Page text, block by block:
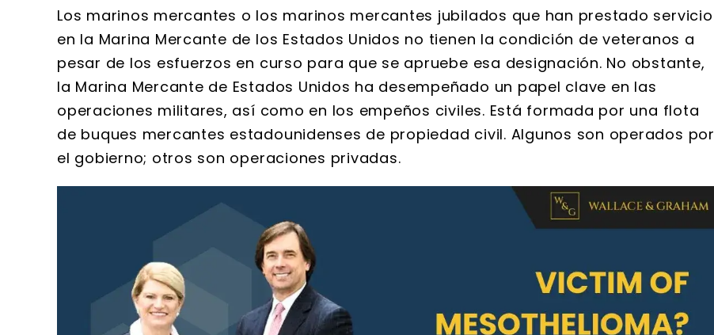
Los marinos mercantes o los marinos mercantes jubilados que han prestado servicio
en la Marina Mercante de los Estados Unidos no tienen la condición de veteranos a
pesar de los esfuerzos en curso para que se apruebe esa designación. No obstante,
la Marina Mercante de Estados Unidos ha desempeñado un papel clave en las
operaciones militares, así como en los empeños civiles. Está formada por una flota
de buques mercantes estadounidenses de propiedad civil. Algunos son operados por
el gobierno; otros son operaciones privadas.